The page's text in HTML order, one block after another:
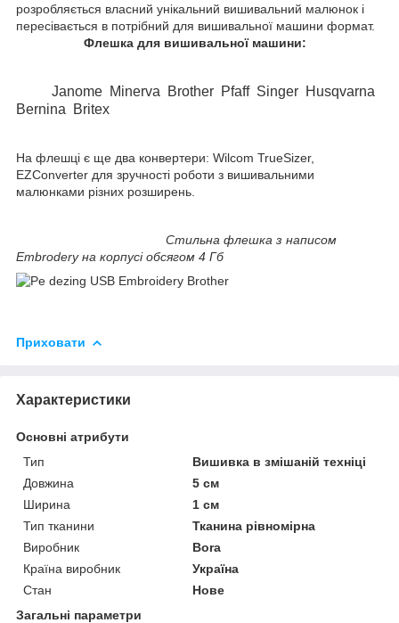
розробляється власний унікальний вишивальний малюнок і
пересівається в потрібний для вишивальної машини формат.
Флешка для вишивальної машини:
Janome Minerva Brother Pfaff Singer Husqvarna
Bernina Britex
На флешці є ще два конвертери: Wilcom TrueSizer,
EZConverter для зручності роботи з вишивальними
малюнками різних розширень.
Стильна флешка з написом
Embrodery на корпусі обсягом 4 Гб
Приховати
Характеристики
Основні атрибути
Тип
Вишивка в змішаній техніці
Довжина
5 см
Ширина
1 см
Тип тканини
Тканина рівномірна
Виробник
Bora
Країна виробник
Україна
Стан
Нове
Загальні параметри